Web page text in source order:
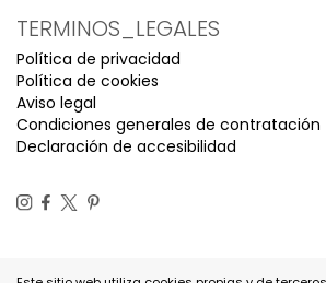
TERMINOS_LEGALES
Política de privacidad
Política de cookies
Aviso legal
Condiciones generales de contratación
Declaración de accesibilidad